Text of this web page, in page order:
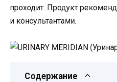
проходит. Продукт
и консультантами.
Содержание